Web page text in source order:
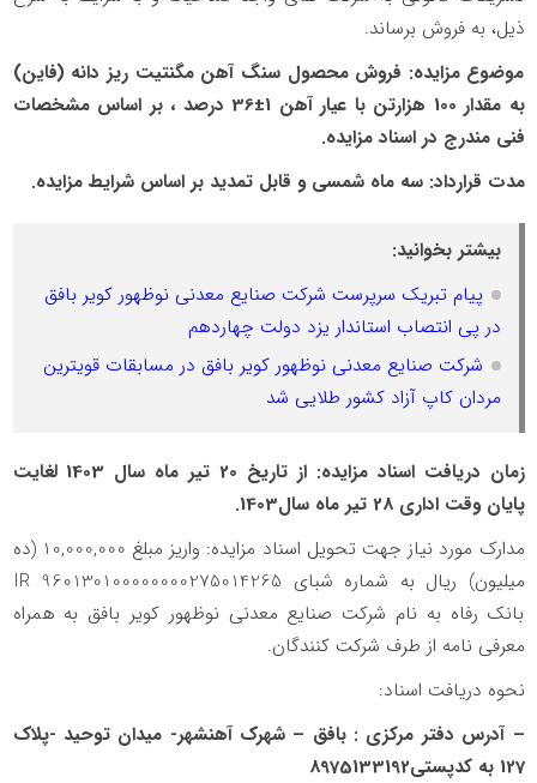
ذیل، به فروش برساند.
موضوع مزایده: فروش محصول سنگ آهن مگنتیت ریز دانه (فاین)
به مقدار 100 هزارتن با عیار آهن 1±36 درصد ، بر اساس مشخصات
فنی مندرج در اسناد مزایده.
مدت قرارداد: سه ماه شمسی و قابل تمدید بر اساس شرایط مزایده.
بیشتر بخوانید:
پیام تبریک سرپرست شرکت صنایع معدنی نوظهور کویر بافق
در پی انتصاب استاندار یزد دولت چهاردهم
شرکت صنایع معدنی نوظهور کویر بافق در مسابقات قویترین
مردان کاپ آزاد کشور طلایی شد
زمان دریافت اسناد مزایده: از تاریخ 20 تیر ماه سال 1403 لغایت
پایان وقت اداری 28 تیر ماه سال1403.
مدارک مورد نیاز جهت تحویل اسناد مزایده: واریز مبلغ 10,000,000 (ده
میلیون) ریال به شماره شبای 960130100000000275014265 IR
بانک رفاه به نام شرکت صنایع معدنی نوظهور کویر بافق به همراه
معرفی­ نامه از طرف شرکت کنندگان.
نحوه دریافت اسناد:
– آدرس دفتر مرکزی : بافق – شهرک آهنشهر- میدان توحید -پلاک
127 به کدپستی8975133192